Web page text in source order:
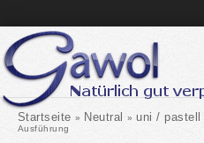
Startseite » Neutral » uni / pastell
Ausführung